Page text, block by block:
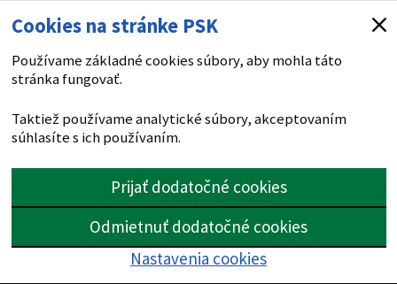
Cookies na stránke PSK
Používame základné cookies súbory, aby mohla táto
stránka fungovať.
Taktiež používame analytické súbory, akceptovaním
súhlasíte s ich používaním.
Prijať dodatočné cookies
Odmietnuť dodatočné cookies
Nastavenia cookies